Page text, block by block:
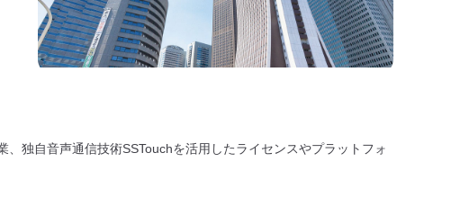
独自音声通信技術SSTouchを活用したライセンスやプラットフォ